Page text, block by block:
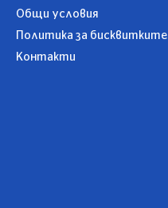
Общи условия
Политика за бисквитките
Контакти